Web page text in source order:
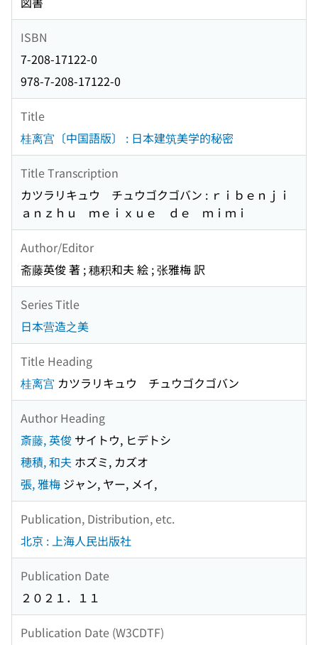
ISBN
7-208-17122-0
978-7-208-17122-0
Title
桂离宫〔中国語版〕 : 日本建筑美学的秘密
Title Transcription
カツラリキュウ チュウゴクゴバン : ｒｉｂｅｎｊｉ
ａｎｚｈｕ ｍｅｉｘｕｅ ｄｅ ｍｉｍｉ
Author/Editor
斋藤英俊 著 ; 穗积和夫 絵 ; 张雅梅 訳
Series Title
日本营造之美
Title Heading
桂离宫 カツラリキュウ チュウゴクゴバン
Author Heading
斎藤, 英俊 サイトウ, ヒデトシ
穂積, 和夫 ホズミ, カズオ
張, 雅梅 ジャン, ヤー, メイ,
Publication, Distribution, etc.
北京 : 上海人民出版社
Publication Date
２０２１．１１
Publication Date (W3CDTF)